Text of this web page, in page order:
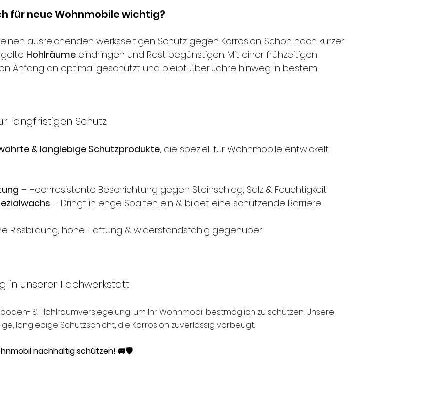
für neue Wohnmobile wichtig?
ausreichenden werksseitigen Schutz gegen Korrosion. Schon nach kurzer
Hohlräume eindringen und Rost begünstigen. Mit einer frühzeitigen
Anfang an optimal geschützt und bleibt über Jahre hinweg in bestem
langfristigen Schutz
& langlebige Schutzprodukte, die speziell für Wohnmobile entwickelt
– Hochresistente Beschichtung gegen Steinschlag, Salz & Feuchtigkeit
– Dringt in enge Spalten ein & bildet eine schützende Barriere
Rissbildung, hohe Haftung & widerstandsfähig gegenüber
in unserer Fachwerkstatt
& Hohlraumversiegelung, um Ihr Wohnmobil bestmöglich zu schützen. Unsere
langlebige Schutzschicht, die Korrosion zuverlässig vorbeugt.
nachhaltig schützen! 🚐🛡️